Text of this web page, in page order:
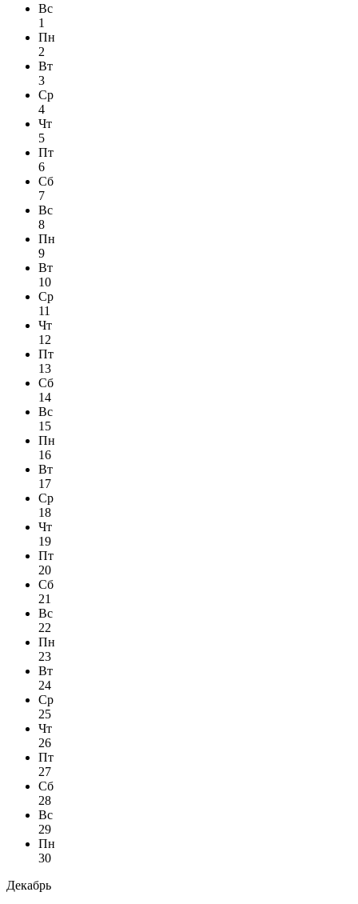
Вс
1
Пн
2
Вт
3
Ср
4
Чт
5
Пт
6
Сб
7
Вс
8
Пн
9
Вт
10
Ср
11
Чт
12
Пт
13
Сб
14
Вс
15
Пн
16
Вт
17
Ср
18
Чт
19
Пт
20
Сб
21
Вс
22
Пн
23
Вт
24
Ср
25
Чт
26
Пт
27
Сб
28
Вс
29
Пн
30
Декабрь